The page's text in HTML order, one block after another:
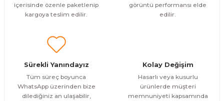
1.000,00 TL
800,00 TL
ÜRÜNÜ İNCELE
%13
Dokulu Görünüm Beyaz Çiçek 3 Parça Pleksi Aynalı Tablo
800,00 TL %13
içerisinde özenle paketlenip
kargoya teslim edilir.
görüntü performansı elde
edilir.
Sürekli Yanındayız
Tüm süreç boyunca
WhatsApp üzerinden bize
dilediğiniz an ulaşabilir,
Kolay Değişim
Hasarlı veya kusurlu
ürünlerde müşteri
memnuniyeti kapsamında